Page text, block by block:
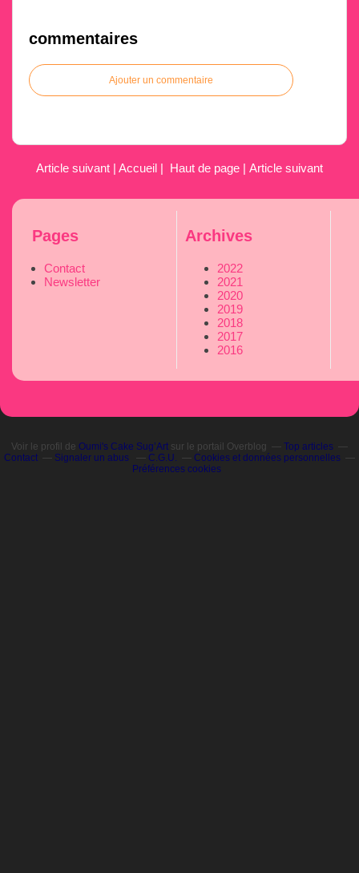
commentaires
Ajouter un commentaire
Article suivant | Accueil | Haut de page | Article suivant
Pages
Contact
Newsletter
Archives
2022
2021
2020
2019
2018
2017
2016
Voir le profil de Oumi's Cake Sug’Art sur le portail Overblog
Top articles
Contact
Signaler un abus C.G.U.
Cookies et données personnelles
Préférences cookies